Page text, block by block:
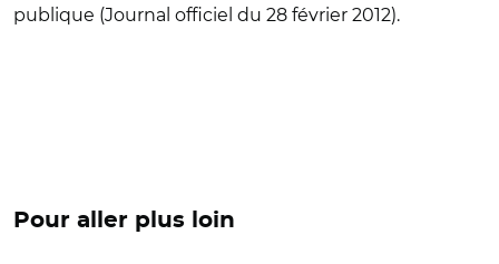
publique (Journal officiel du 28 février 2012).
Pour aller plus loin